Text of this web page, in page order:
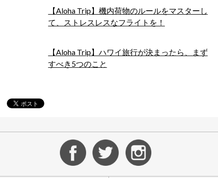
【Aloha Trip】機内荷物のルールをマスターし
て、ストレスレスなフライトを！
【Aloha Trip】ハワイ旅行が決まったら、まず
すべき5つのこと